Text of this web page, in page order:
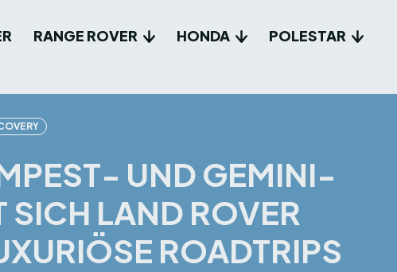
RANGE ROVER HONDA
POLESTAR
UND GEMINI-
SICH LAND ROVER
ROADTRIPS